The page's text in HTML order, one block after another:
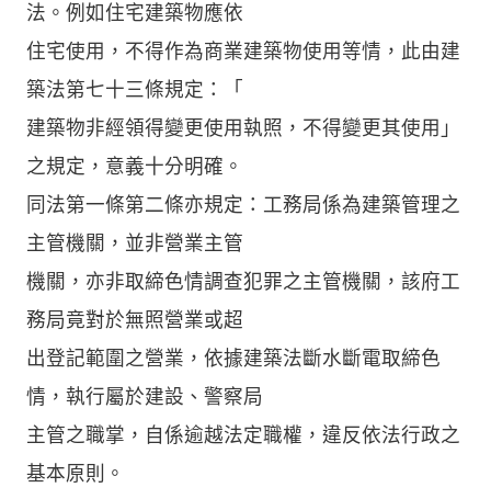
法。例如住宅建築物應依
住宅使用，不得作為商業建築物使用等情，此由建
築法第七十三條規定：「
建築物非經領得變更使用執照，不得變更其使用」
之規定，意義十分明確。
同法第一條第二條亦規定：工務局係為建築管理之
主管機關，並非營業主管
機關，亦非取締色情調查犯罪之主管機關，該府工
務局竟對於無照營業或超
出登記範圍之營業，依據建築法斷水斷電取締色
情，執行屬於建設、警察局
主管之職掌，自係逾越法定職權，違反依法行政之
基本原則。